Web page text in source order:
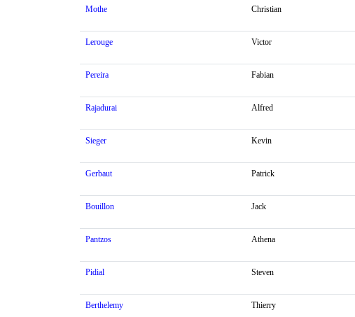
Mothe Christian
Lerouge Victor
Pereira Fabian
Rajadurai Alfred
Sieger Kevin
Gerbaut Patrick
Bouillon Jack
Pantzos Athena
Pidial Steven
Berthelemy Thierry